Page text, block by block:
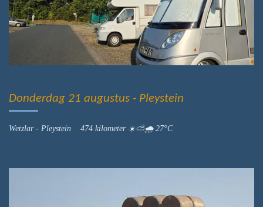
Donderdag 21 augustus - Pleystein
Wetzlar - Pleystein 474 kilometer ☀️⛅️🌧 27°C